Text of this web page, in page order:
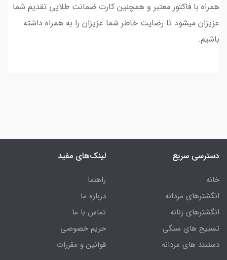
همراه با فاکتور معتبر و همچنین کارت ضمانت طلایی تقدیم شما
عزیزان میشود تا رضایت خاطر شما عزیزان را به همراه داشته
باشیم.
دسترسی سریع
خانه
انگشترهای مردانه
انگشترهای زنانه
تسبیح های سنگی
دستبند های مردانه
لینک‌های مفید
راهنما
درباره ما
تماس با ما
حریم خصوصی
قوانین و مقررات